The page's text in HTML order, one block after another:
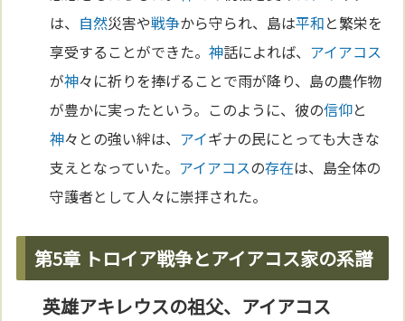
は、 自然災害や戦争から守られ、島は平和と繁栄を
享受することができた。神話によれば、 アイアコス
が神々に祈りを捧げることで雨が降り、島の農作物
が豊かに実ったという。このように、彼の信仰と
神々との強い絆は、 アイギナの民にとっても大きな
支えとなっていた。 アイアコスの存在は、島全体の
守護者として人々に崇拝された。
第5章 トロイア戦争とアイアコス家の系譜
英雄アキレウスの祖父、アイアコス